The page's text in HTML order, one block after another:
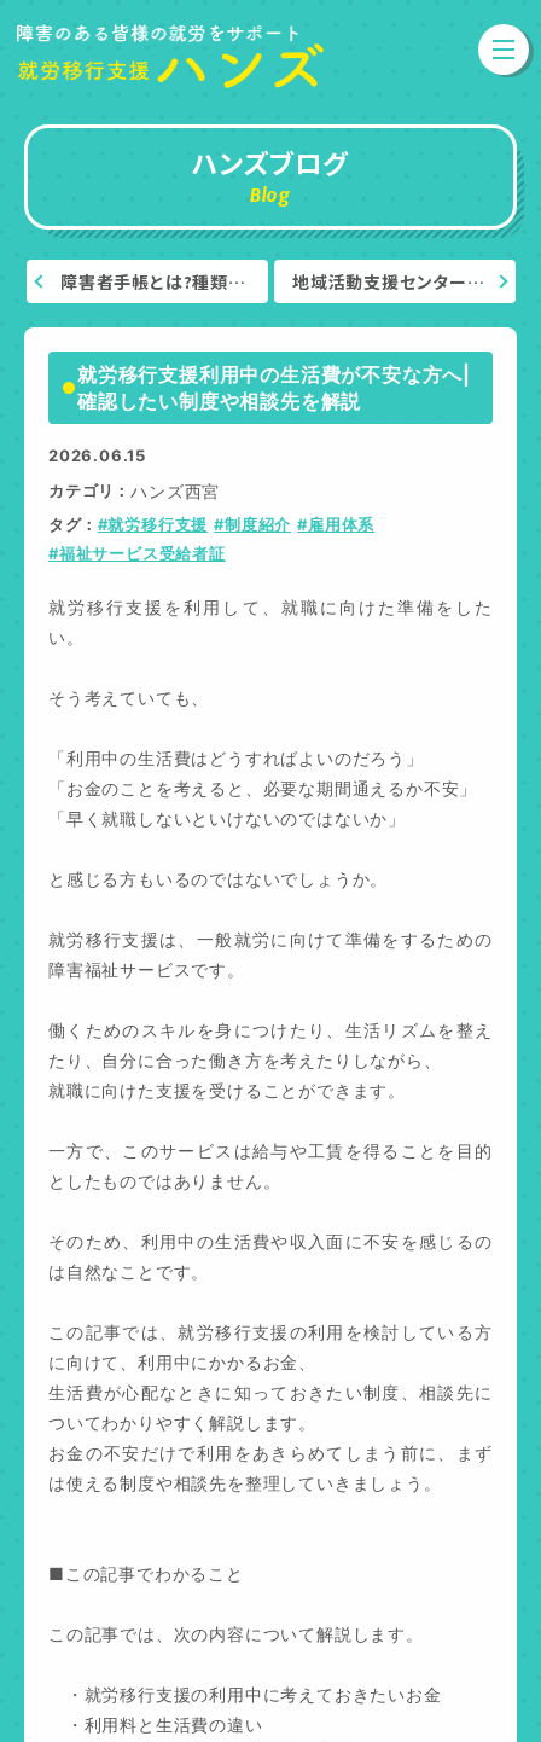
ハンズブログ
Blog
障害者手帳とは?種類… 地域活動支援センター…
就労移行支援利用中の生活費が不安な方へ|
確認したい制度や相談先を解説
2026.06.15
カテゴリ
ハンズ西宮
タグ #就労移行支援 #制度紹介 #雇用体系
#福祉サービス受給者証
就労移行支援を利用して、就職に向けた準備をした
い。
そう考えていても、
「利用中の生活費はどうすればよいのだろう」
「お金のことを考えると、必要な期間通えるか不安」
「早く就職しないといけないのではないか」
と感じる方もいるのではないでしょうか。
就労移行支援は、一般就労に向けて準備をするための
障害福祉サービスです。
働くためのスキルを身につけたり、生活リズムを整え
たり、自分に合った働き方を考えたりしながら、
就職に向けた支援を受けることができます。
一方で、このサービスは給与や工賃を得ることを目的
としたものではありません。
そのため、利用中の生活費や収入面に不安を感じるの
は自然なことです。
この記事では、就労移行支援の利用を検討している方
に向けて、利用中にかかるお金、
生活費が心配なときに知っておきたい制度、相談先に
ついてわかりやすく解説します。
お金の不安だけで利用をあきらめてしまう前に、まず
は使える制度や相談先を整理していきましょう。
■この記事でわかること
この記事では、次の内容について解説します。
・就労移行支援の利用中に考えておきたいお金
・利用料と生活費の違い